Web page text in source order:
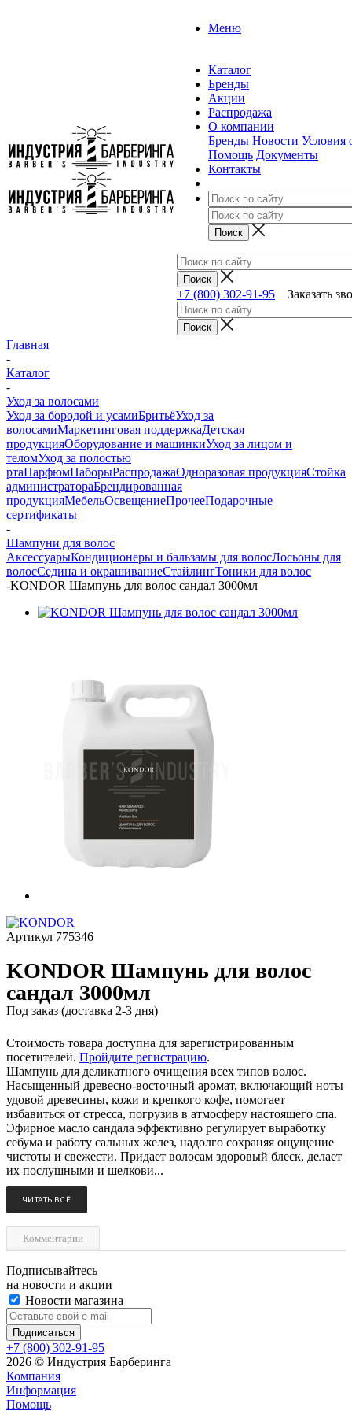
Меню
Каталог
Бренды
Акции
Распродажа
О компании
Бренды Новости Условия
Помощь Документы
Контакты
+7 (800) 302-91-95 Заказать
Главная
-
Каталог
-
Уход за волосами
Уход за бородой и усамиБритьёУход за
волосамиМаркетинговая поддержкаДетская
продукцияОборудование и машинкиУход за лицом и
теломУход за полостью
ртаПарфюмНаборыРаспродажаОдноразовая продукцияСтойка
администратораБрендированная
продукцияМебельОсвещениеПрочееПодарочные
сертификаты
-
Шампуни для волос
АксессуарыКондиционеры и бальзамы для волосЛосьоны для
волосСедина и окрашиваниеСтайлингТоники для волос
-KONDOR Шампунь для волос сандал 3000мл
Артикул 775346
KONDOR Шампунь для волос
сандал 3000мл
Под заказ (доставка 2-3 дня)
Стоимость товара доступна для зарегистрированным
посетителей. Пройдите регистрацию.
Шампунь для деликатного очищения всех типов волос.
Насыщенный древесно-восточный аромат, включающий ноты
удовой древесины, кожи и крепкого кофе, помогает
избавиться от стресса, погрузив в атмосферу настоящего спа.
Эфирное масло сандала эффективно регулирует выработку
себума и работу сальных желез, надолго сохраняя ощущение
чистоты и свежести. Придает волосам здоровый блеск, делает
их послушными и шелкови...
ЧИТАТЬ ВСЁ
Комментарии
Подписывайтесь
на новости и акции
Новости магазина
+7 (800) 302-91-95
2026 © Индустрия Барберинга
Компания
Информация
Помощь